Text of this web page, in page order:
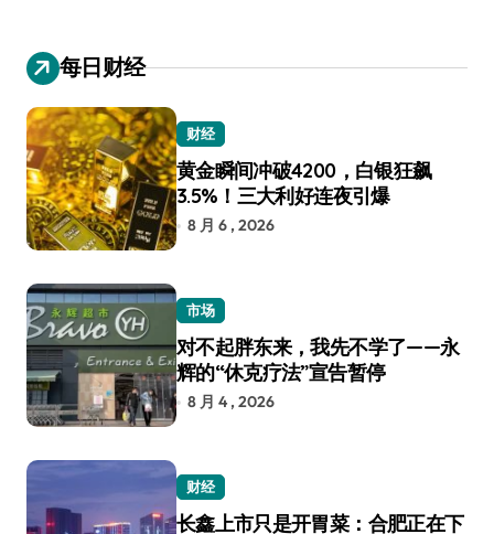
每日财经
财经
黄金瞬间冲破4200，白银狂飙
3.5%！三大利好连夜引爆
8 月 6 , 2026
市场
对不起胖东来，我先不学了——永
辉的“休克疗法”宣告暂停
8 月 4 , 2026
财经
长鑫上市只是开胃菜：合肥正在下